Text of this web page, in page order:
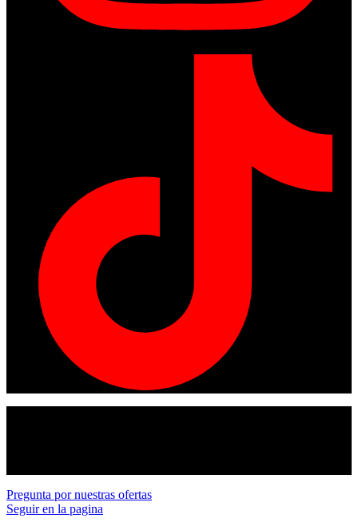
Pregunta por nuestras ofertas
Seguir en la pagina